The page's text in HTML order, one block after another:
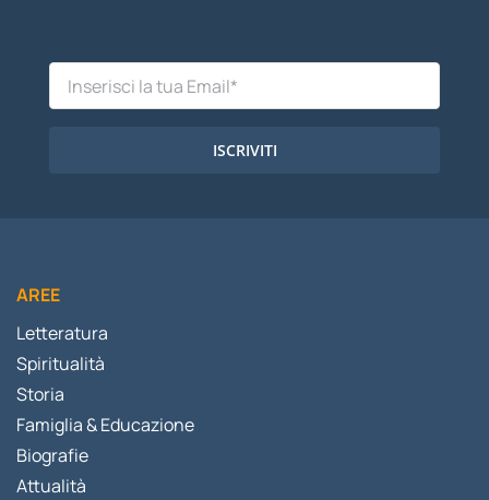
ISCRIVITI
AREE
Letteratura
Spiritualità
Storia
Famiglia & Educazione
Biografie
Attualità